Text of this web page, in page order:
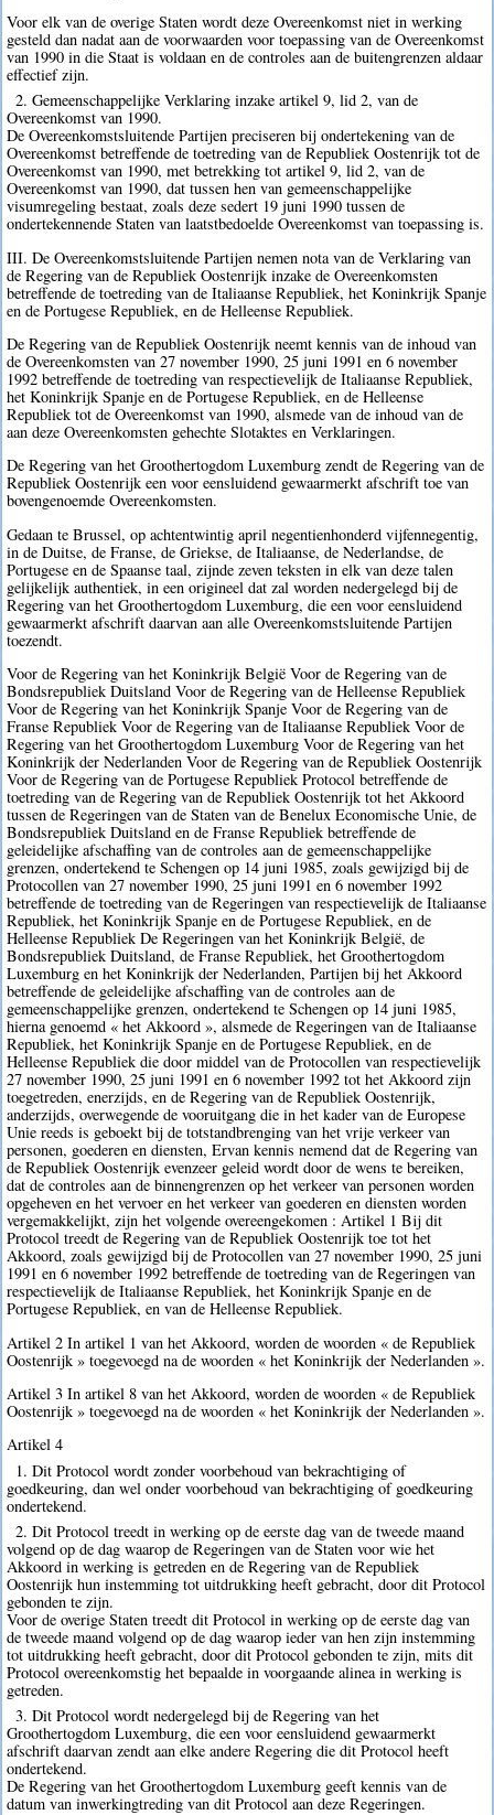
Voor elk van de overige Staten wordt deze Overeenkomst niet in werking
gesteld dan nadat aan de voorwaarden voor toepassing van de Overeenkomst
van 1990 in die Staat is voldaan en de controles aan de buitengrenzen aldaar
effectief zijn.
2. Gemeenschappelijke Verklaring inzake artikel 9, lid 2, van de
Overeenkomst van 1990.
De Overeenkomstsluitende Partijen preciseren bij ondertekening van de
Overeenkomst betreffende de toetreding van de Republiek Oostenrijk tot de
Overeenkomst van 1990, met betrekking tot artikel 9, lid 2, van de
Overeenkomst van 1990, dat tussen hen van gemeenschappelijke
visumregeling bestaat, zoals deze sedert 19 juni 1990 tussen de
ondertekennende Staten van laatstbedoelde Overeenkomst van toepassing is.
III. De Overeenkomstsluitende Partijen nemen nota van de Verklaring van
de Regering van de Republiek Oostenrijk inzake de Overeenkomsten
betreffende de toetreding van de Italiaanse Republiek, het Koninkrijk Spanje
en de Portugese Republiek, en de Helleense Republiek.
De Regering van de Republiek Oostenrijk neemt kennis van de inhoud van
de Overeenkomsten van 27 november 1990, 25 juni 1991 en 6 november
1992 betreffende de toetreding van respectievelijk de Italiaanse Republiek,
het Koninkrijk Spanje en de Portugese Republiek, en de Helleense
Republiek tot de Overeenkomst van 1990, alsmede van de inhoud van de
aan deze Overeenkomsten gehechte Slotaktes en Verklaringen.
De Regering van het Groothertogdom Luxemburg zendt de Regering van de
Republiek Oostenrijk een voor eensluidend gewaarmerkt afschrift toe van
bovengenoemde Overeenkomsten.
Gedaan te Brussel, op achtentwintig april negentienhonderd vijfennegentig,
in de Duitse, de Franse, de Griekse, de Italiaanse, de Nederlandse, de
Portugese en de Spaanse taal, zijnde zeven teksten in elk van deze talen
gelijkelijk authentiek, in een origineel dat zal worden nedergelegd bij de
Regering van het Groothertogdom Luxemburg, die een voor eensluidend
gewaarmerkt afschrift daarvan aan alle Overeenkomstsluitende Partijen
toezendt.
Voor de Regering van het Koninkrijk België Voor de Regering van de
Bondsrepubliek Duitsland Voor de Regering van de Helleense Republiek
Voor de Regering van het Koninkrijk Spanje Voor de Regering van de
Franse Republiek Voor de Regering van de Italiaanse Republiek Voor de
Regering van het Groothertogdom Luxemburg Voor de Regering van het
Koninkrijk der Nederlanden Voor de Regering van de Republiek Oostenrijk
Voor de Regering van de Portugese Republiek Protocol betreffende de
toetreding van de Regering van de Republiek Oostenrijk tot het Akkoord
tussen de Regeringen van de Staten van de Benelux Economische Unie, de
Bondsrepubliek Duitsland en de Franse Republiek betreffende de
geleidelijke afschaffing van de controles aan de gemeenschappelijke
grenzen, ondertekend te Schengen op 14 juni 1985, zoals gewijzigd bij de
Protocollen van 27 november 1990, 25 juni 1991 en 6 november 1992
betreffende de toetreding van de Regeringen van respectievelijk de Italiaanse
Republiek, het Koninkrijk Spanje en de Portugese Republiek, en de
Helleense Republiek De Regeringen van het Koninkrijk België, de
Bondsrepubliek Duitsland, de Franse Republiek, het Groothertogdom
Luxemburg en het Koninkrijk der Nederlanden, Partijen bij het Akkoord
betreffende de geleidelijke afschaffing van de controles aan de
gemeenschappelijke grenzen, ondertekend te Schengen op 14 juni 1985,
hierna genoemd « het Akkoord », alsmede de Regeringen van de Italiaanse
Republiek, het Koninkrijk Spanje en de Portugese Republiek, en de
Helleense Republiek die door middel van de Protocollen van respectievelijk
27 november 1990, 25 juni 1991 en 6 november 1992 tot het Akkoord zijn
toegetreden, enerzijds, en de Regering van de Republiek Oostenrijk,
anderzijds, overwegende de vooruitgang die in het kader van de Europese
Unie reeds is geboekt bij de totstandbrenging van het vrije verkeer van
personen, goederen en diensten, Ervan kennis nemend dat de Regering van
de Republiek Oostenrijk evenzeer geleid wordt door de wens te bereiken,
dat de controles aan de binnengrenzen op het verkeer van personen worden
opgeheven en het vervoer en het verkeer van goederen en diensten worden
vergemakkelijkt, zijn het volgende overeengekomen : Artikel 1 Bij dit
Protocol treedt de Regering van de Republiek Oostenrijk toe tot het
Akkoord, zoals gewijzigd bij de Protocollen van 27 november 1990, 25 juni
1991 en 6 november 1992 betreffende de toetreding van de Regeringen van
respectievelijk de Italiaanse Republiek, het Koninkrijk Spanje en de
Portugese Republiek, en van de Helleense Republiek.
Artikel 2 In artikel 1 van het Akkoord, worden de woorden « de Republiek
Oostenrijk » toegevoegd na de woorden « het Koninkrijk der Nederlanden ».
Artikel 3 In artikel 8 van het Akkoord, worden de woorden « de Republiek
Oostenrijk » toegevoegd na de woorden « het Koninkrijk der Nederlanden ».
Artikel 4
1. Dit Protocol wordt zonder voorbehoud van bekrachtiging of
goedkeuring, dan wel onder voorbehoud van bekrachtiging of goedkeuring
ondertekend.
2. Dit Protocol treedt in werking op de eerste dag van de tweede maand
volgend op de dag waarop de Regeringen van de Staten voor wie het
Akkoord in werking is getreden en de Regering van de Republiek
Oostenrijk hun instemming tot uitdrukking heeft gebracht, door dit Protocol
gebonden te zijn.
Voor de overige Staten treedt dit Protocol in werking op de eerste dag van
de tweede maand volgend op de dag waarop ieder van hen zijn instemming
tot uitdrukking heeft gebracht, door dit Protocol gebonden te zijn, mits dit
Protocol overeenkomstig het bepaalde in voorgaande alinea in werking is
getreden.
3. Dit Protocol wordt nedergelegd bij de Regering van het
Groothertogdom Luxemburg, die een voor eensluidend gewaarmerkt
afschrift daarvan zendt aan elke andere Regering die dit Protocol heeft
ondertekend.
De Regering van het Groothertogdom Luxemburg geeft kennis van de
datum van inwerkingtreding van dit Protocol aan deze Regeringen.